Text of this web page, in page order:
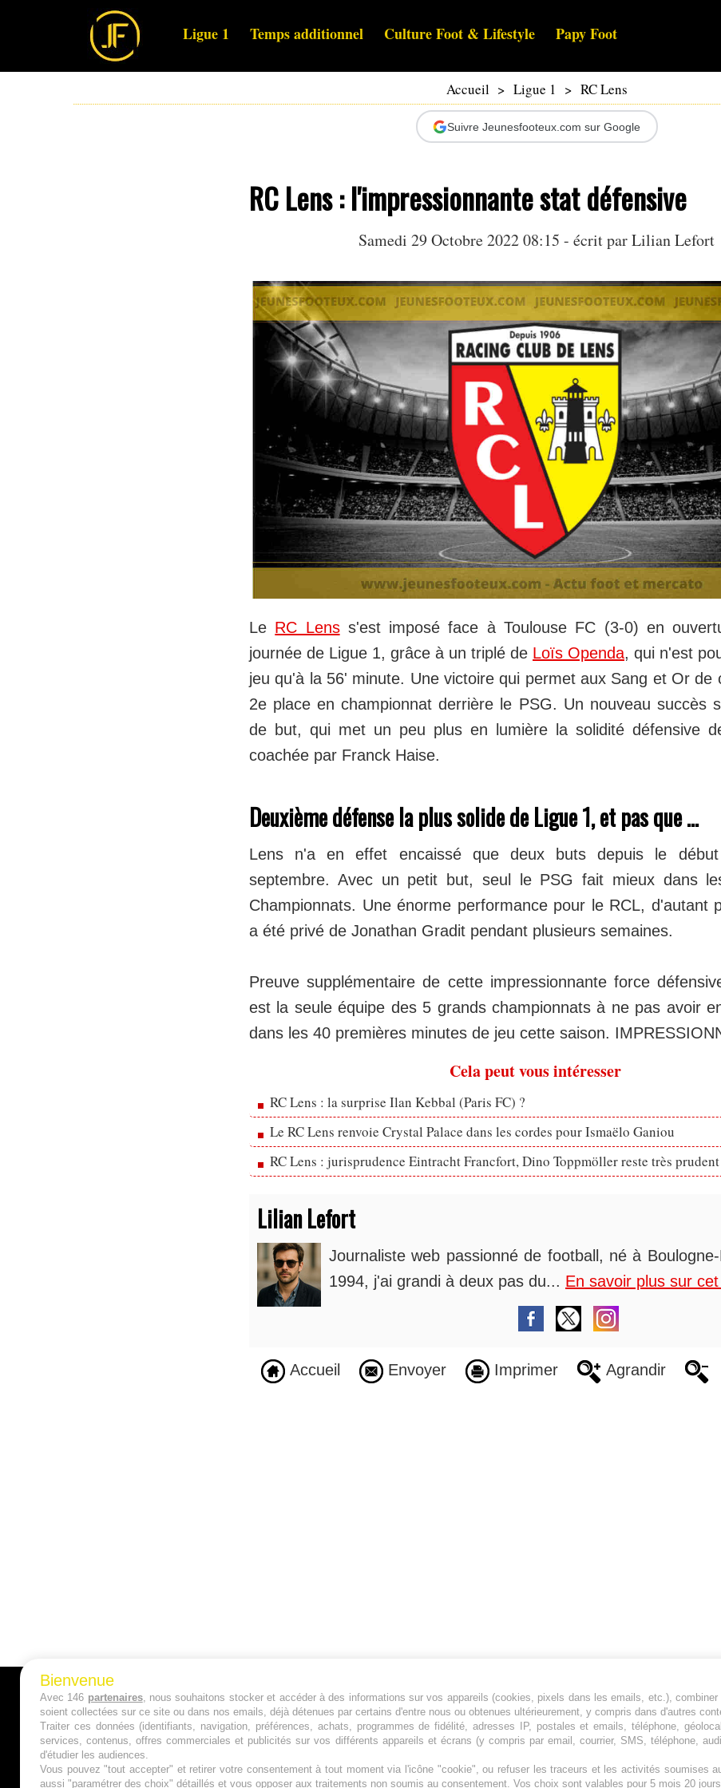
Ligue 1 Temps additionnel Culture Foot & Lifestyle Papy Foot
Accueil > Ligue 1 > RC Lens
Suivre Jeunesfooteux.com sur Google
RC Lens : l'impressionnante stat défensive
Samedi 29 Octobre 2022 08:15 - écrit parLilian Lefort
Le RC Lenss'est imposé face à Toulouse FC (3-0) en
journée de Ligue 1, grâce à un triplé de Loïs Openda, qui n'est
jeu qu'à la 56' minute. Une victoire qui permet aux Sang et Or de
2e place en championnat derrière le PSG. Un nouveau succès
de but, qui met un peu plus en lumière la solidité défensive
coachée par Franck Haise.
Deuxième défense la plus solide de Ligue 1, et pas que ...
Lens n'a en effet encaissé que deux buts depuis le
septembre. Avec un petit but, seul le PSG fait mieux dans
Championnats. Une énorme performance pour le RCL, d'autant
a été privé de Jonathan Gradit pendant plusieurs semaines.
Preuve supplémentaire de cette impressionnante force
est la seule équipe des 5 grands championnats à ne pas avoir
dans les 40 premières minutes de jeu cette saison.
Cela peut vous intéresser
RC Lens : la surprise Ilan Kebbal (Paris FC) ?
Le RC Lens renvoie Crystal Palace dans les cordes pour Ismaëlo Ganiou
RC Lens : jurisprudence Eintracht Francfort, Dino Toppmöller reste très prudent
Lilian Lefort
Journaliste web passionné de football, né à
1994, j'ai grandi à deux pas du... En savoir plus sur
Accueil Envoyer Imprimer Agrandir
A PROPOS
Qui sommes nous ?
Mentions Légales
Jeunesfooteux est un média sportif qui traite
principalement de l'actualité de la Ligue 1 et
des grosses actualités de la Ligue 2 et du
Plan du site | Syndication |Powered by WM
Bienvenue
Avec 146 partenaires, nous souhaitons stocker et accéder à des informations sur vos appareils (cookies, pixels dans les emails, etc.),
soient collectées sur ce site ou dans nos emails, déjà détenues par certains d'entre nous ou obtenues ultérieurement, y compris dans d'autres
Traiter ces données (identifiants, navigation, préférences, achats, programmes de fidélité, adresses IP, postales et emails, téléphone,
services, contenus, offres commerciales et publicités sur vos différents appareils et écrans (y compris par email, courrier, SMS, téléphone,
d'étudier les audiences.
Vous pouvez "tout accepter" et retirer votre consentement à tout moment via l'icône "cookie", ou refuser les traceurs et les activités soumises
aussi "paramétrer des choix" détaillés et vous opposer aux traitements non soumis au consentement. Vos choix sont valables pour 5 mois 20